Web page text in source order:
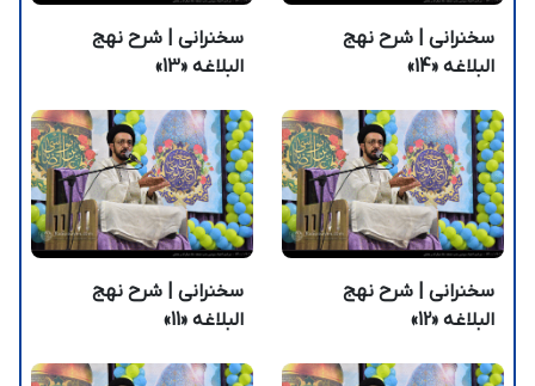
سخنرانی | شرح نهج
البلاغه «14»
سخنرانی | شرح نهج
البلاغه «13»
سخنرانی | شرح نهج
البلاغه «12»
سخنرانی | شرح نهج
البلاغه «11»